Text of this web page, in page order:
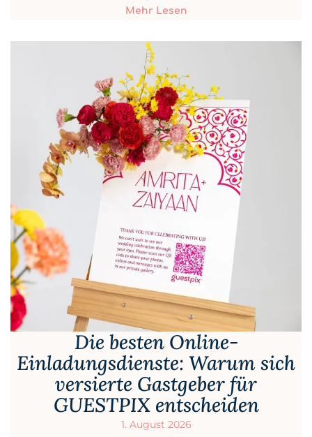
Mehr Lesen
Die besten Online-
Einladungsdienste: Warum sich
versierte Gastgeber für
GUESTPIX entscheiden
1. August 2026